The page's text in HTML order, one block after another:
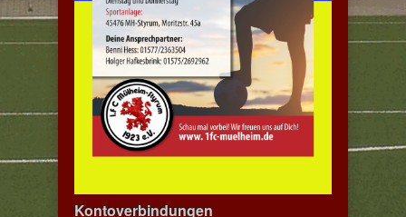
Kontoverbindungen